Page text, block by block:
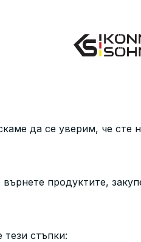
да се уверим, че сте
продуктите,
стъпки: